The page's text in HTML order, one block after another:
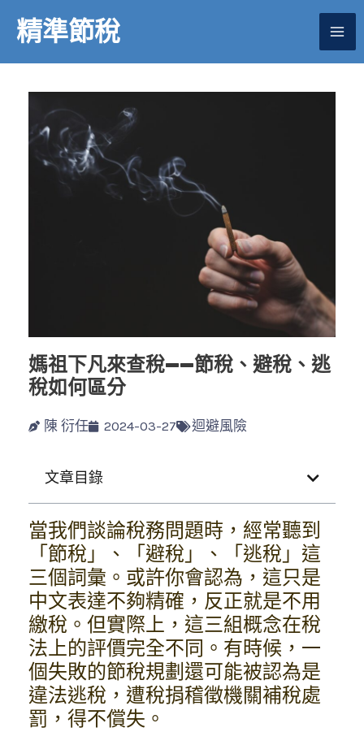
精準節稅
媽祖下凡來查稅——節稅、避稅、逃
稅如何區分
陳 衍任 2024-03-27 迴避風險
文章目錄
當我們談論稅務問題時，經常聽到
「節稅」、「避稅」、「逃稅」這
三個詞彙。或許你會認為，這只是
中文表達不夠精確，反正就是不用
繳稅。但實際上，這三組概念在稅
法上的評價完全不同。有時候，一
個失敗的節稅規劃還可能被認為是
違法逃稅，遭稅捐稽徵機關補稅處
罰，得不償失。